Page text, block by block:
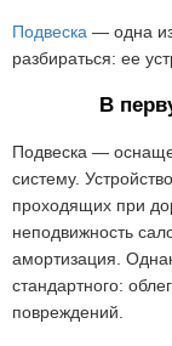
Подвеска — одна
разбираться: ее
В
Подвеска —
систему.
проходящих при
неподвижность
амортизация.
стандартного:
повреждений.